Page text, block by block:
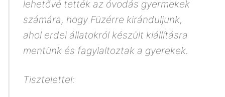
lehetővé tették az óvodás gyermekek
számára, hogy Füzérre kiránduljunk,
ahol erdei állatokról készült kiállításra
mentünk és fagylaltoztak a gyerekek.
Tisztelettel: